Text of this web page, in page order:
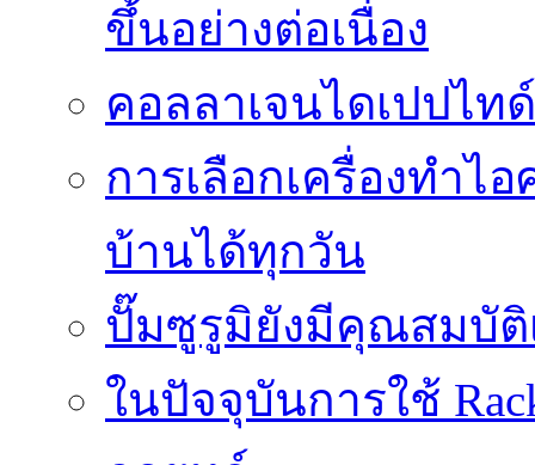
ขึ้นอย่างต่อเนื่อง
คอลลาเจนไดเปปไท
การเลือกเครื่องทำไ
บ้านได้ทุกวัน
ปั๊มซูรูมิยังมีคุณสมบัติ
ในปัจจุบันการใช้